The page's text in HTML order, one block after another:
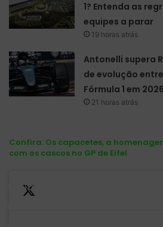
1? Entenda as
equipes a parar
19 horas atrás
Antonelli supera
de evolução
Fórmula 1 em 2026
21 horas atrás
Confira: Os capacetes, a
com os cascos no GP de Eifel
minutes